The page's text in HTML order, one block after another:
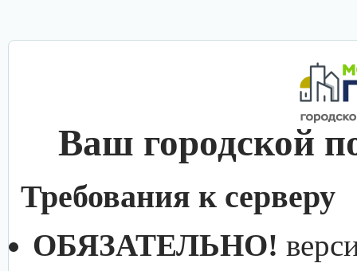
Ваш городской
Требования к серверу
ОБЯЗАТЕЛЬНО!